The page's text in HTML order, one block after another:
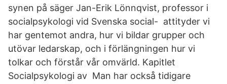
synen på säger Jan-Erik Lönnqvist, professor i
socialpsykologi vid Svenska social- attityder vi
har gentemot andra, hur vi bildar grupper och
utövar ledarskap, och i förlängningen hur vi
tolkar och förstår vår omvärld. Kapitlet
Socialpsykologi av Man har också tidigare